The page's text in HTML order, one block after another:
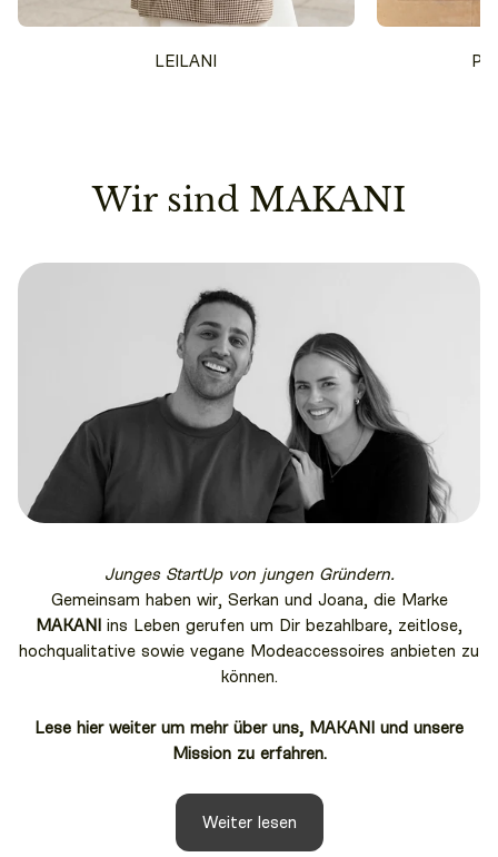
LEILANI
Wir sind MAKANI
Junges StartUp von jungen Gründern.
Gemeinsam haben wir, Serkan und Joana, die Marke
MAKANI
ins Leben gerufen um Dir bezahlbare, zeitlose,
hochqualitative sowie vegane Modeaccessoires anbieten zu
können.
Lese hier weiter um mehr über uns, MAKANI und unsere
Mission zu erfahren.
Weiter lesen